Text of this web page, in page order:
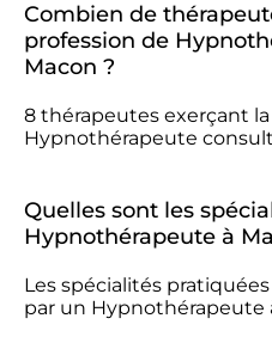
Combien de
profession de
Macon ?
8 thérapeutes exerçant
Hypnothérapeute
Quelles sont les
Hypnothérapeute à
Les spécialités
par un Hypnothérapeute